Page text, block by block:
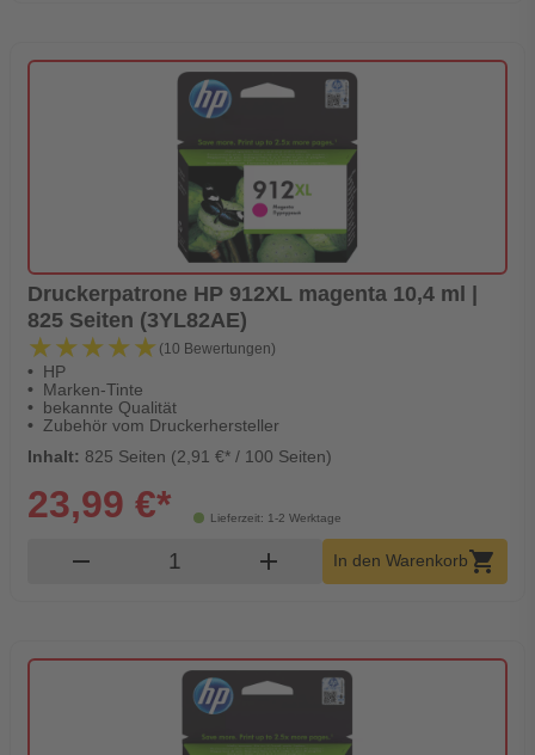
Druckerpatrone HP 912XL magenta 10,4 ml |
825 Seiten (3YL82AE)
★★★★★
★★★★★ (10 Bewertungen)
HP
Marken-Tinte
bekannte Qualität
Zubehör vom Druckerhersteller
Inhalt: 825 Seiten (2,91 €* / 100 Seiten)
Lieferzeit: 1-2 Werktage
23,99 €*
remove Produkt Warenkorb Menge
add In den Warenkorbshopping_cart